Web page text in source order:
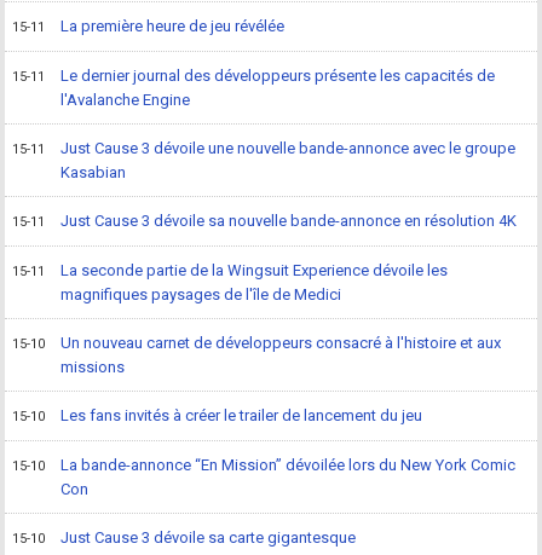
15-11 La première heure de jeu révélée
15-11
Le dernier journal des développeurs présente les capacités de
l'Avalanche Engine
15-11
Just Cause 3 dévoile une nouvelle bande-annonce avec le groupe
Kasabian
15-11 Just Cause 3 dévoile sa nouvelle bande-annonce en résolution 4K
15-11
La seconde partie de la Wingsuit Experience dévoile les
magnifiques paysages de l'île de Medici
15-10
Un nouveau carnet de développeurs consacré à l'histoire et aux
missions
15-10 Les fans invités à créer le trailer de lancement du jeu
15-10
La bande-annonce “En Mission” dévoilée lors du New York Comic
Con
15-10 Just Cause 3 dévoile sa carte gigantesque